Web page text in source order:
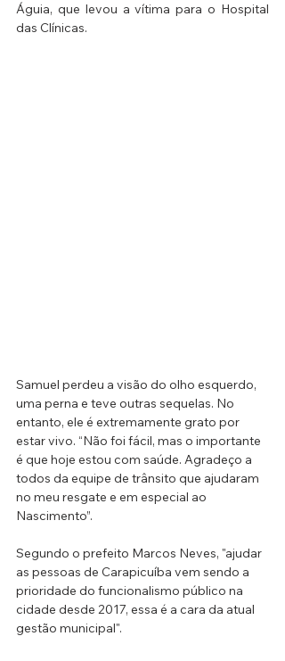
Águia, que levou a vítima para o Hospital
das Clínicas.
Samuel perdeu a visão do olho esquerdo,
uma perna e teve outras sequelas. No
entanto, ele é extremamente grato por
estar vivo. “Não foi fácil, mas o importante
é que hoje estou com saúde. Agradeço a
todos da equipe de trânsito que ajudaram
no meu resgate e em especial ao
Nascimento”.
Segundo o prefeito Marcos Neves, "ajudar
as pessoas de Carapicuíba vem sendo a
prioridade do funcionalismo público na
cidade desde 2017, essa é a cara da atual
gestão municipal".